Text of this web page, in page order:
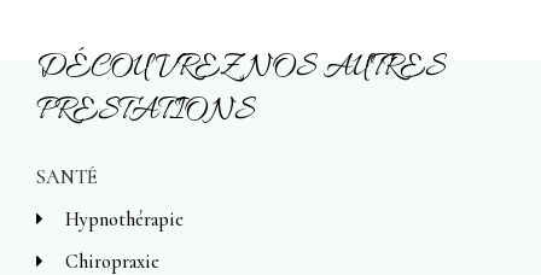
DÉCOUVREZ NOS AUTRES
PRESTATIONS
SANTÉ
Hypnothérapie
Chiropraxie